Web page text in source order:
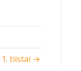
tiistai →